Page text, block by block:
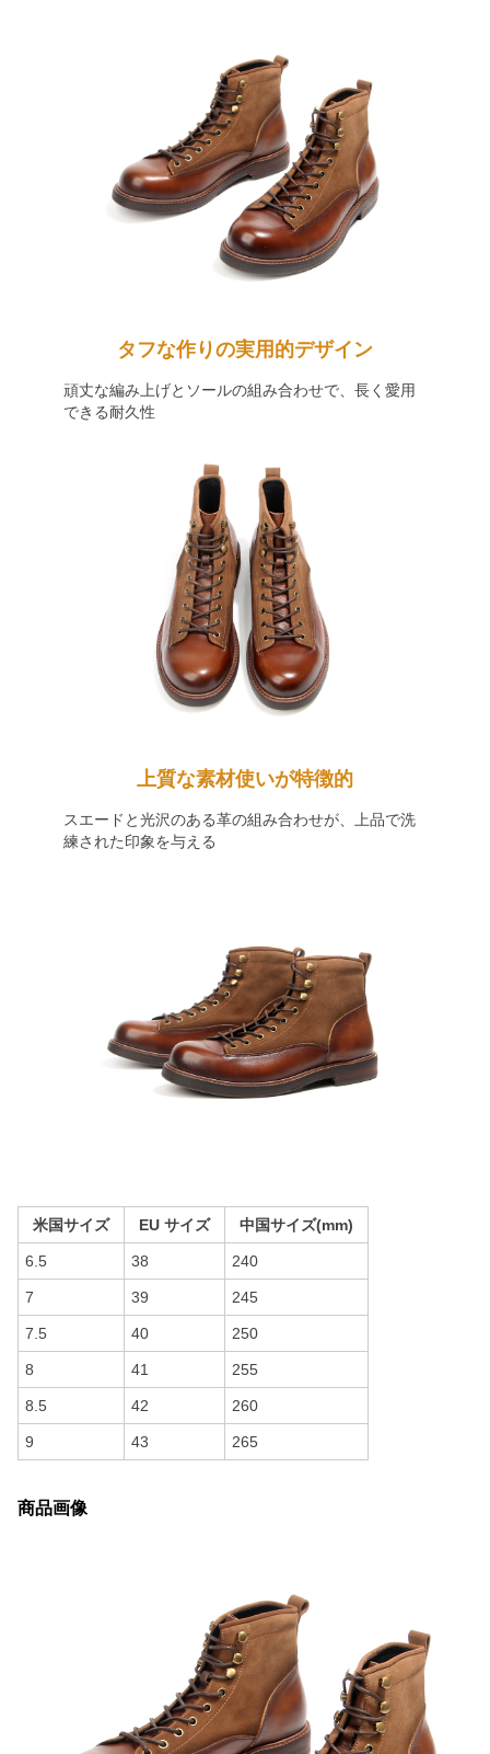
タフな作りの実用的デザイン
頑丈な編み上げとソールの組み合わせで、長く愛用
できる耐久性
上質な素材使いが特徴的
スエードと光沢のある革の組み合わせが、上品で洗
練された印象を与える
米国サイズ EU サイズ 中国サイズ(mm)
6.5 38 240
7 39 245
7.5 40 250
8 41 255
8.5 42 260
9 43 265
商品画像